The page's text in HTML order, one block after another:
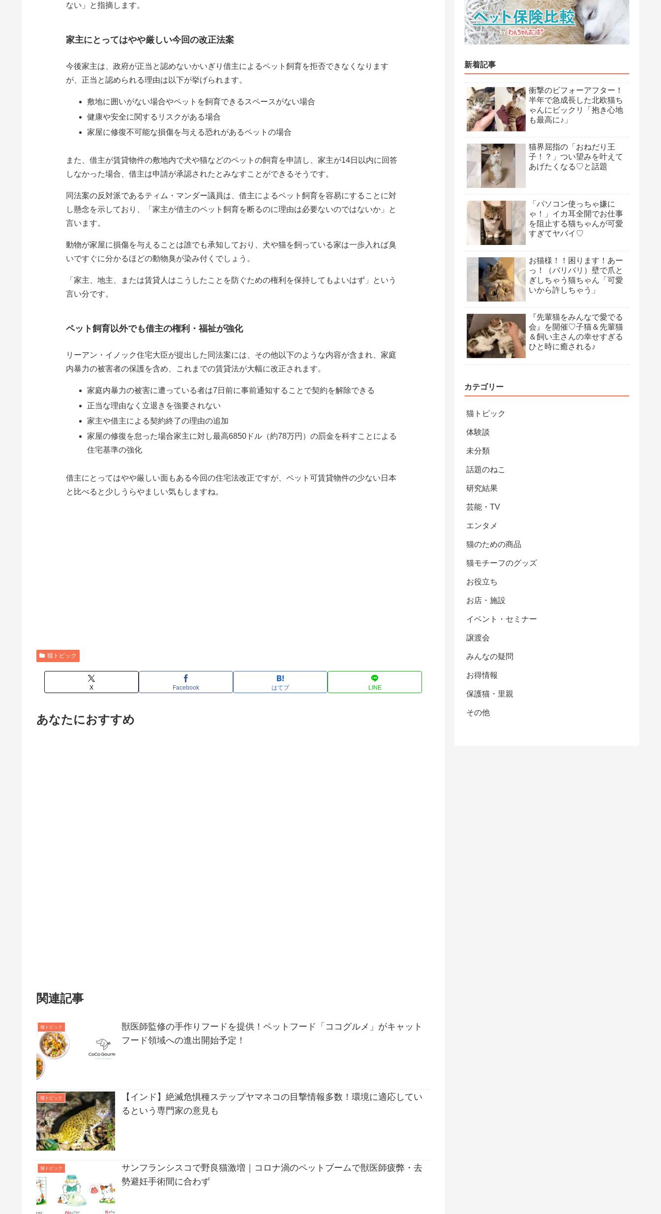
ない」と指摘します。
家主にとってはやや厳しい今回の改正法案
今後家主は、政府が正当と認めないかいぎり借主によるペット飼育を拒否できなくなります
が、正当と認められる理由は以下が挙げられます。
敷地に囲いがない場合やペットを飼育できるスペースがない場合
健康や安全に関するリスクがある場合
家屋に修復不可能な損傷を与える恐れがあるペットの場合
また、借主が賃貸物件の敷地内で犬や猫などのペットの飼育を申請し、家主が14日以内に回答
しなかった場合、借主は申請が承認されたとみなすことができるそうです。
同法案の反対派であるティム・マンダー議員は、借主によるペット飼育を容易にすることに対
し懸念を示しており、「家主が借主のペット飼育を断るのに理由は必要ないのではないか」と
言います。
動物が家屋に損傷を与えることは誰でも承知しており、犬や猫を飼っている家は一歩入れば臭
いですぐに分かるほどの動物臭が染み付くでしょう。
「家主、地主、または賃貸人はこうしたことを防ぐための権利を保持してもよいはず」という
言い分です。
ペット飼育以外でも借主の権利・福祉が強化
リーアン・イノック住宅大臣が提出した同法案には、その他以下のような内容が含まれ、家庭
内暴力の被害者の保護を含め、これまでの賃貸法が大幅に改正されます。
家庭内暴力の被害に遭っている者は7日前に事前通知することで契約を解除できる
正当な理由なく立退きを強要されない
家主や借主による契約終了の理由の追加
家屋の修復を怠った場合家主に対し最高6850ドル（約78万円）の罰金を科すことによる
住宅基準の強化
借主にとってはやや厳しい面もある今回の住宅法改正ですが、ペット可賃貸物件の少ない日本
と比べると少しうらやましい気もしますね。
猫トピック
X Facebook はてブ LINE
あなたにおすすめ
関連記事
猫トピック
獣医師監修の手作りフードを提供！ペットフード「ココグルメ」がキャット
フード領域への進出開始予定！
猫トピック
【インド】絶滅危惧種ステップヤマネコの目撃情報多数！環境に適応してい
るという専門家の意見も
猫トピック
サンフランシスコで野良猫激増｜コロナ渦のペットブームで獣医師疲弊・去
勢避妊手術間に合わず
新着記事
衝撃のビフォーアフター！
半年で急成長した北欧猫ち
ゃんにビックリ「抱き心地
も最高に♪」
猫界屈指の「おねだり王
子！？」つい望みを叶えて
あげたくなる♡と話題
「パソコン使っちゃ嫌に
ゃ！」イカ耳全開でお仕事
を阻止する猫ちゃんが可愛
すぎてヤバイ♡
お猫様！！困ります！あー
っ！（バリバリ）壁で爪と
ぎしちゃう猫ちゃん「可愛
いから許しちゃう」
『先輩猫をみんなで愛でる
会』を開催♡子猫＆先輩猫
＆飼い主さんの幸せすぎる
ひと時に癒される♪
カテゴリー
猫トピック
体験談
未分類
話題のねこ
研究結果
芸能・TV
エンタメ
猫のための商品
猫モチーフのグッズ
お役立ち
お店・施設
イベント・セミナー
譲渡会
みんなの疑問
お得情報
保護猫・里親
その他